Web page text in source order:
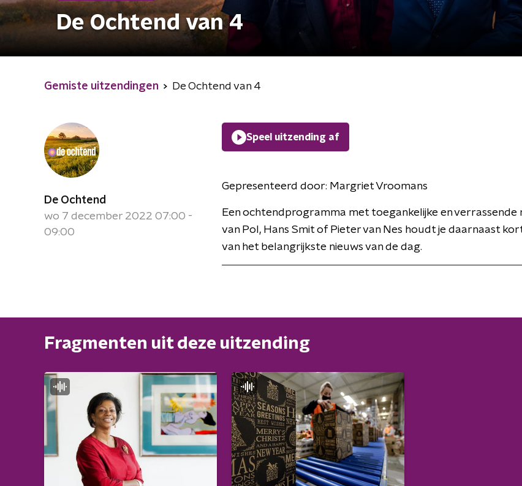
De Ochtend van 4
Gemiste uitzendingen De Ochtend van 4
De Ochtend
wo 7 december 2022 07:00 -
09:00
Speel uitzending af
Gepresenteerd door: Margriet Vroomans
Een ochtendprogramma met toegankelijke en verrassende
van Pol, Hans Smit of Pieter van Nes houdt je daarnaast
van het belangrijkste nieuws van de dag.
Fragmenten uit deze uitzending